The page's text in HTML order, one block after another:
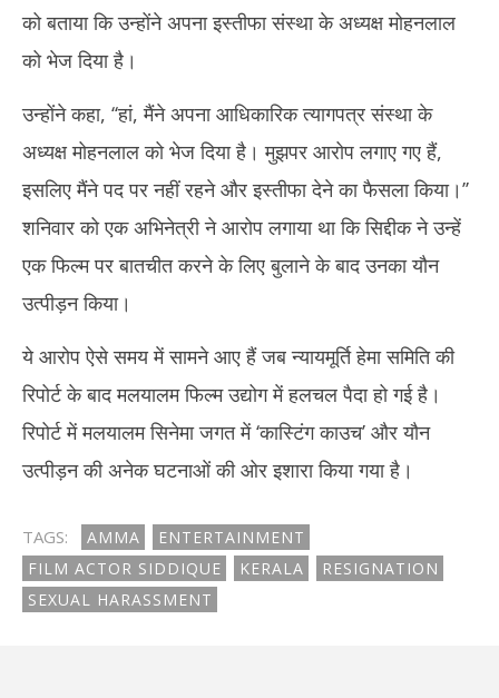
NOW VIEWING
दिया इस्तीफा
August
25,
2024
को बताया कि उन्होंने अपना इस्तीफा संस्था के अध्यक्ष मोहनलाल
को भेज दिया है।
उन्होंने कहा, ‘‘हां, मैंने अपना आधिकारिक त्यागपत्र संस्था के
अध्यक्ष मोहनलाल को भेज दिया है। मुझपर आरोप लगाए गए हैं,
इसलिए मैंने पद पर नहीं रहने और इस्तीफा देने का फैसला किया।’’
शनिवार को एक अभिनेत्री ने आरोप लगाया था कि सिद्दीक ने उन्हें
एक फिल्म पर बातचीत करने के लिए बुलाने के बाद उनका यौन
उत्पीड़न किया।
ये आरोप ऐसे समय में सामने आए हैं जब न्यायमूर्ति हेमा समिति की
रिपोर्ट के बाद मलयालम फिल्म उद्योग में हलचल पैदा हो गई है।
रिपोर्ट में मलयालम सिनेमा जगत में ‘कास्टिंग काउच’ और यौन
उत्पीड़न की अनेक घटनाओं की ओर इशारा किया गया है।
TAGS: AMMA
ENTERTAINMENT
FILM ACTOR SIDDIQUE
KERALA
RESIGNATION
SEXUAL HARASSMENT